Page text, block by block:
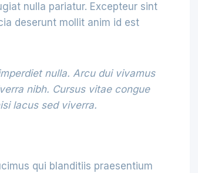
nulla pariatur. Excepteur sint
deserunt mollit anim id est
nulla. Arcu dui vivamus
nibh. Cursus vitae congue
lacus sed viverra.
qui blanditiis praesentium